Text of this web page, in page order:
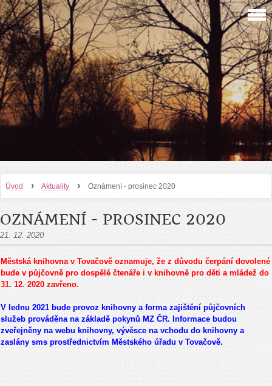
Úvod › Aktuality › Oznámení - prosinec 2020
OZNÁMENÍ - PROSINEC 2020
21. 12. 2020
Městská knihovna v Tovačově oznamuje, že z důvodu čerpání dovolené
bude v půjčovně pro dospělé čtenáře i v knihovně pro děti a mládež do
31. 12. 2020 zavřeno.
V lednu 2021 bude provoz knihovny a forma zajištění půjčovních
služeb prováděna na základě pokynů MZ ČR. Informace budou
zveřejněny na webu knihovny, vývěsce na vchodu do knihovny a
zaslány sms prostřednictvím Městského úřadu v Tovačově.